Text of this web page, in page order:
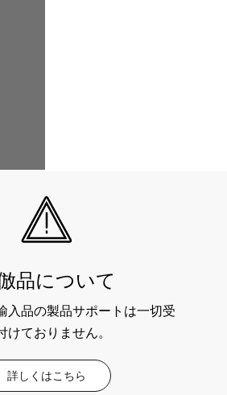
品について
入品の製品サポートは一切受
けておりません。
詳しくはこちら